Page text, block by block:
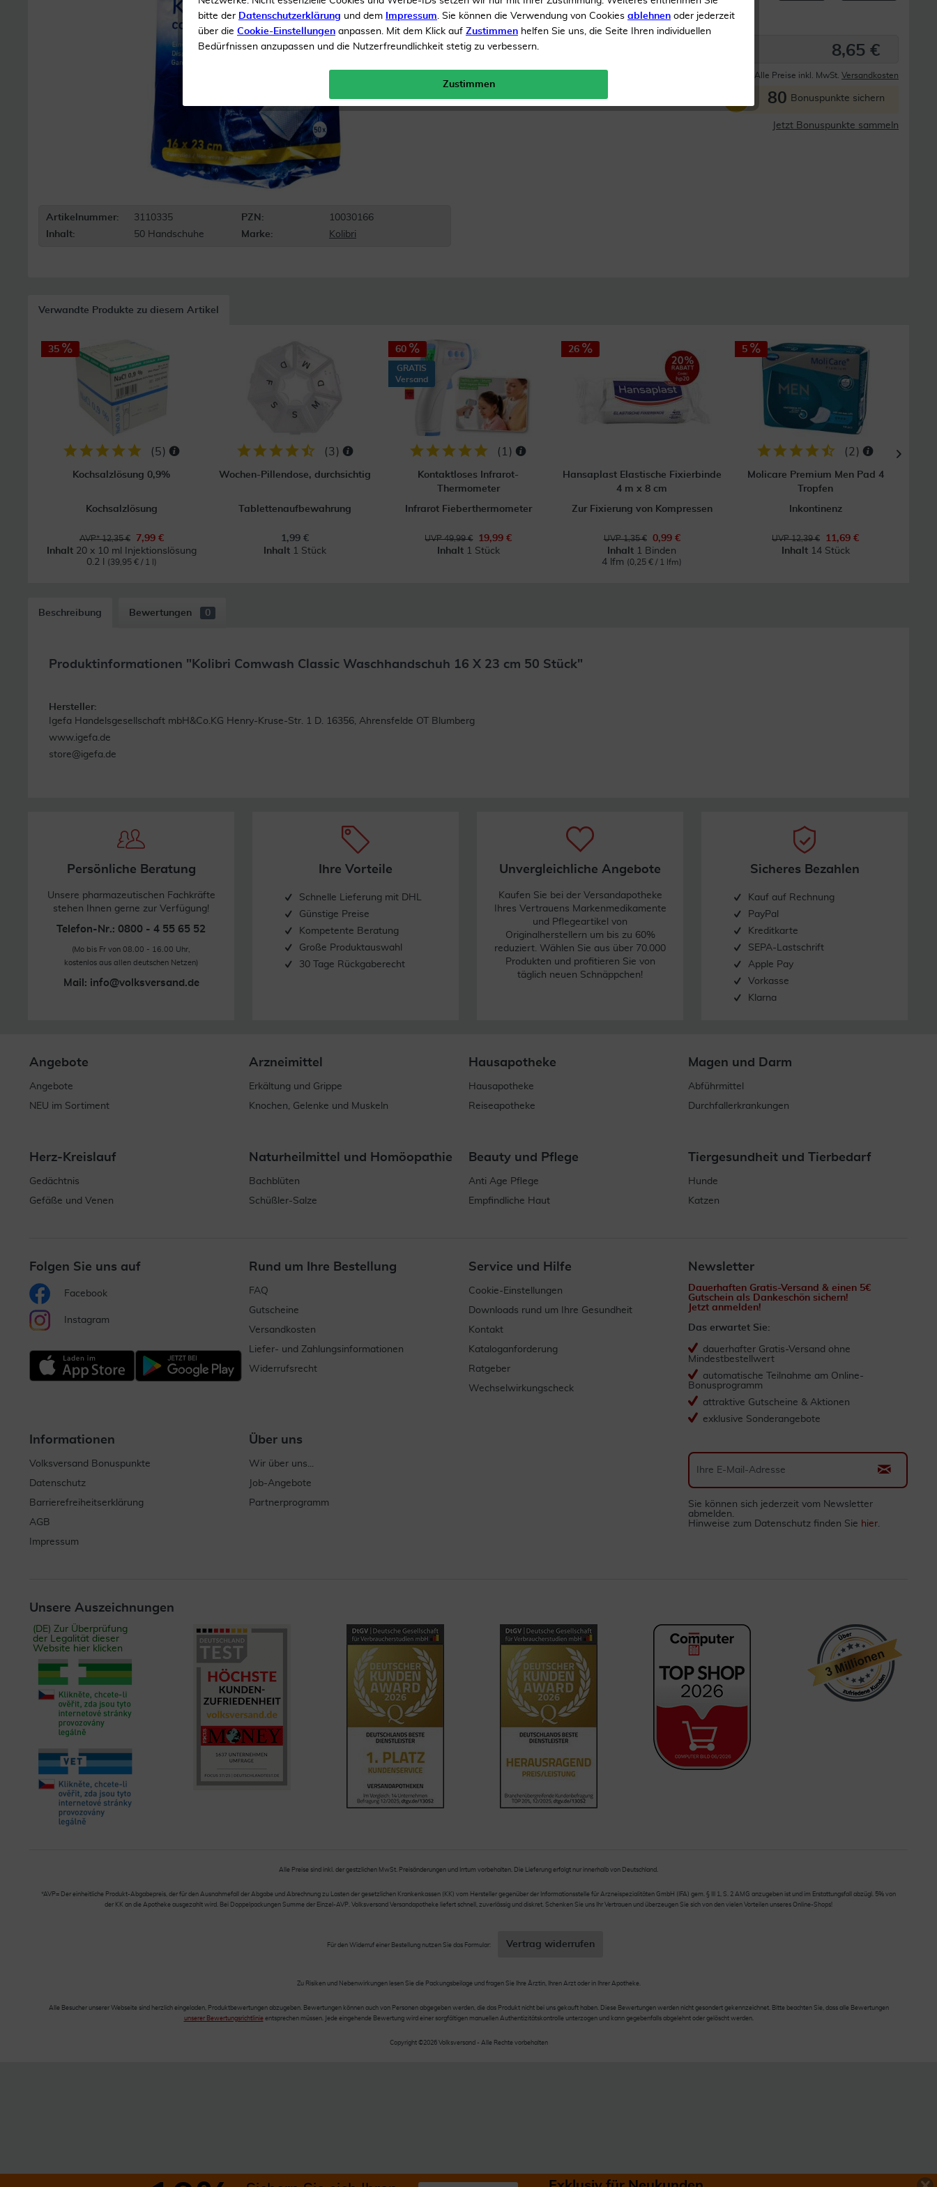
Waschhandschuhe
Artikelnummer: 3110335 PZN:
10030166
Inhalt:
50 Handschuhe Marke: Kolibri
Inhalt 50 Handschuhe 8,65 €
Alle Preise inkl. MwSt. Versandkosten
80 Bonuspunkte sichern
Jetzt Bonuspunkte sammeln
Verwandte Produkte zu diesem Artikel
35
(5)
Kochsalzlösung 0,9%
Kochsalzlösung
AVP* 12,35 €
7,99 €
Inhalt 20 x 10 ml Injektionslösung
0.2 l
(39,95 € / 1 l)
(3)
Wochen-Pillendose, durchsichtig
Tablettenaufbewahrung
1,99 €
Inhalt 1 Stück
60
GRATIS
Versand
( 1 )
Kontaktloses Infrarot-
Thermometer
Infrarot Fieberthermometer
UVP 49,99 €
19,99 €
Inhalt 1 Stück
26
Hansaplast Elastische Fixierbinde
4 m x 8 cm
Zur Fixierung von Kompressen
UVP 1,35 €
0,99 €
Inhalt 1 Binden
4 lfm (0,25 € / 1 lfm)
5
(2 )
Molicare Premium Men Pad 4
Tropfen
Inkontinenz
UVP 12,39 €
11,69 €
Inhalt 14 Stück
Beschreibung Bewertungen 0
Produktinformationen "Kolibri Comwash Classic Waschhandschuh 16 X 23 cm 50 Stück"
Weiterlesen
Hersteller:
Igefa Handelsgesellschaft mbH&Co.KG Henry-Kruse-Str. 1 D. 16356, Ahrensfelde OT Blumberg
www.igefa.de
store@igefa.de
Persönliche Beratung
Unsere pharmazeutischen Fachkräfte
stehen Ihnen gerne zur Verfügung!
Telefon-Nr.: 0800 - 4 55 65 52
(Mo bis Fr von 08.00 - 16.00 Uhr,
kostenlos aus allen deutschen Netzen)
Mail: info@volksversand.de
Ihre Vorteile
Schnelle Lieferung mit DHL
Günstige Preise
Kompetente Beratung
Große Produktauswahl
30 Tage Rückgaberecht
Unvergleichliche Angebote
Kaufen Sie bei der Versandapotheke
Ihres Vertrauens Markenmedikamente
und Pflegeartikel von
Originalherstellern um bis zu 60%
reduziert. Wählen Sie aus über 70.000
Produkten und profitieren Sie von
täglich neuen Schnäppchen!
Sicheres Bezahlen
Kauf auf Rechnung
PayPal
Kreditkarte
SEPA-Lastschrift
Apple Pay
Vorkasse
Klarna
Angebote
Angebote
NEU im Sortiment
Arzneimittel
Erkältung und Grippe
Knochen, Gelenke und Muskeln
Hausapotheke
Hausapotheke
Reiseapotheke
Magen und Darm
Abführmittel
Durchfallerkrankungen
Herz-Kreislauf
Gedächtnis
Gefäße und Venen
Naturheilmittel und Homöopathie
Bachblüten
Schüßler-Salze
Beauty und Pflege
Anti Age Pflege
Empfindliche Haut
Tiergesundheit und Tierbedarf
Hunde
Katzen
Folgen Sie uns auf
Facebook
Instagram
Rund um Ihre Bestellung
FAQ
Gutscheine
Versandkosten
Liefer- und Zahlungsinformationen
Widerrufsrecht
Service und Hilfe
Cookie-Einstellungen
Downloads rund um Ihre Gesundheit
Kontakt
Kataloganforderung
Ratgeber
Wechselwirkungscheck
Informationen
Volksversand Bonuspunkte
Datenschutz
Barrierefreiheitserklärung
AGB
Impressum
Über uns
Wir über uns...
Job-Angebote
Partnerprogramm
Newsletter
Dauerhaften Gratis-Versand & einen 5€
Gutschein als Dankeschön sichern!
Jetzt anmelden!
Das erwartet Sie:
dauerhafter Gratis-Versand ohne
Mindestbestellwert
automatische Teilnahme am Online-
Bonusprogramm
attraktive Gutscheine & Aktionen
exklusive Sonderangebote
Sie können sich jederzeit vom Newsletter
abmelden.
Hinweise zum Datenschutz finden Sie hier.
Unsere Auszeichnungen
(DE) Zur Überprüfung
der Legalität dieser
Website hier klicken
Alle Preise sind inkl. der gestzlichen MwSt. Preisänderungen und Irrtum vorbehalten. Die Lieferung erfolgt nur innerhalb von Deutschland.
*AVP= Der einheitliche Produkt-Abgabepreis, der für den Ausnahmefall der Abgabe und Abrechnung zu Lasten der gesetzlichen Krankenkassen (KK) vom Hersteller gegenüber der Informationsstelle für Arzneispezialitäten GmbH (IFA) gem. § III 1, S. 2 AMG anzugeben ist und im Erstattungsfall abzügl. 5% von
der KK an die Apotheke ausgezahlt wird. Bei Doppelpackungen Summe der Einzel-AVP. Volksversand Versandapotheke liefert schnell, zuverlässig und diskret. Schenken Sie uns Ihr Vertrauen und überzeugen Sie sich von den vielen Vorteilen unseres Online-Shops!
Für den Widerruf einer Bestellung nutzen Sie das Formular: Vertrag widerrufen
Zu Risiken und Nebenwirkungen lesen Sie die Packungsbeilage und fragen Sie Ihre Ärztin, Ihren Arzt oder in Ihrer Apotheke.
Alle Besucher unserer Webseite sind herzlich eingeladen, Produktbewertungen abzugeben. Bewertungen können auch von Personen abgegeben werden, die das Produkt nicht bei uns gekauft haben. Diese Bewertungen werden nicht gesondert gekennzeichnet. Bitte beachten Sie, dass alle Bewertungen
unserer Bewertungsrichtlinieentsprechen müssen. Jede eingehende Bewertung wird einer sorgfältigen manuellen Authentizitätskontrolle unterzogen und kann gegebenfalls abgelehnt oder gelöscht werden.
Copyright ©2026 Volksversand - Alle Rechte vorbehalten
bitte der Datenschutzerklärung und dem Impressum. Sie können die Verwendung von Cookies ablehnen oder jederzeit
über die Cookie-Einstellungen anpassen. Mit dem Klick auf Zustimmen helfen Sie uns, die Seite Ihren individuellen
Bedürfnissen anzupassen und die Nutzerfreundlichkeit stetig zu verbessern.
Zustimmen